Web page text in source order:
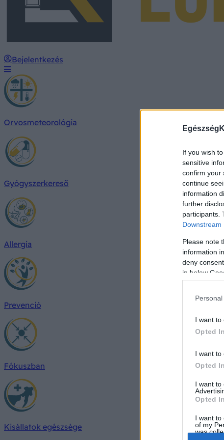
If you wish
sensitive
confirm your
continue
information
further
participants.
Downstream
Please note
information
deny
in below
I want to
Opted In
I want to
Opted In
I want to
Opted In
I want to
of my
was
Bejelentkezés
Orvosmeteorológia
Gyógyszerkereső
Allergia
Prevenció
Fókuszban
Kisállatok egészsége